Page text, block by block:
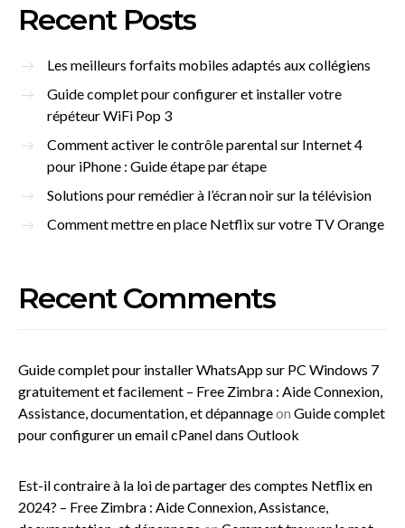
Recent Posts
Les meilleurs forfaits mobiles adaptés aux collégiens
Guide complet pour configurer et installer votre
répéteur WiFi Pop 3
Comment activer le contrôle parental sur Internet 4
pour iPhone : Guide étape par étape
Solutions pour remédier à l’écran noir sur la télévision
Comment mettre en place Netflix sur votre TV Orange
Recent Comments
Guide complet pour installer WhatsApp sur PC Windows 7
gratuitement et facilement – Free Zimbra : Aide Connexion,
Assistance, documentation, et dépannageon Guide complet
pour configurer un email cPanel dans Outlook
Est-il contraire à la loi de partager des comptes Netflix en
2024? – Free Zimbra : Aide Connexion, Assistance,